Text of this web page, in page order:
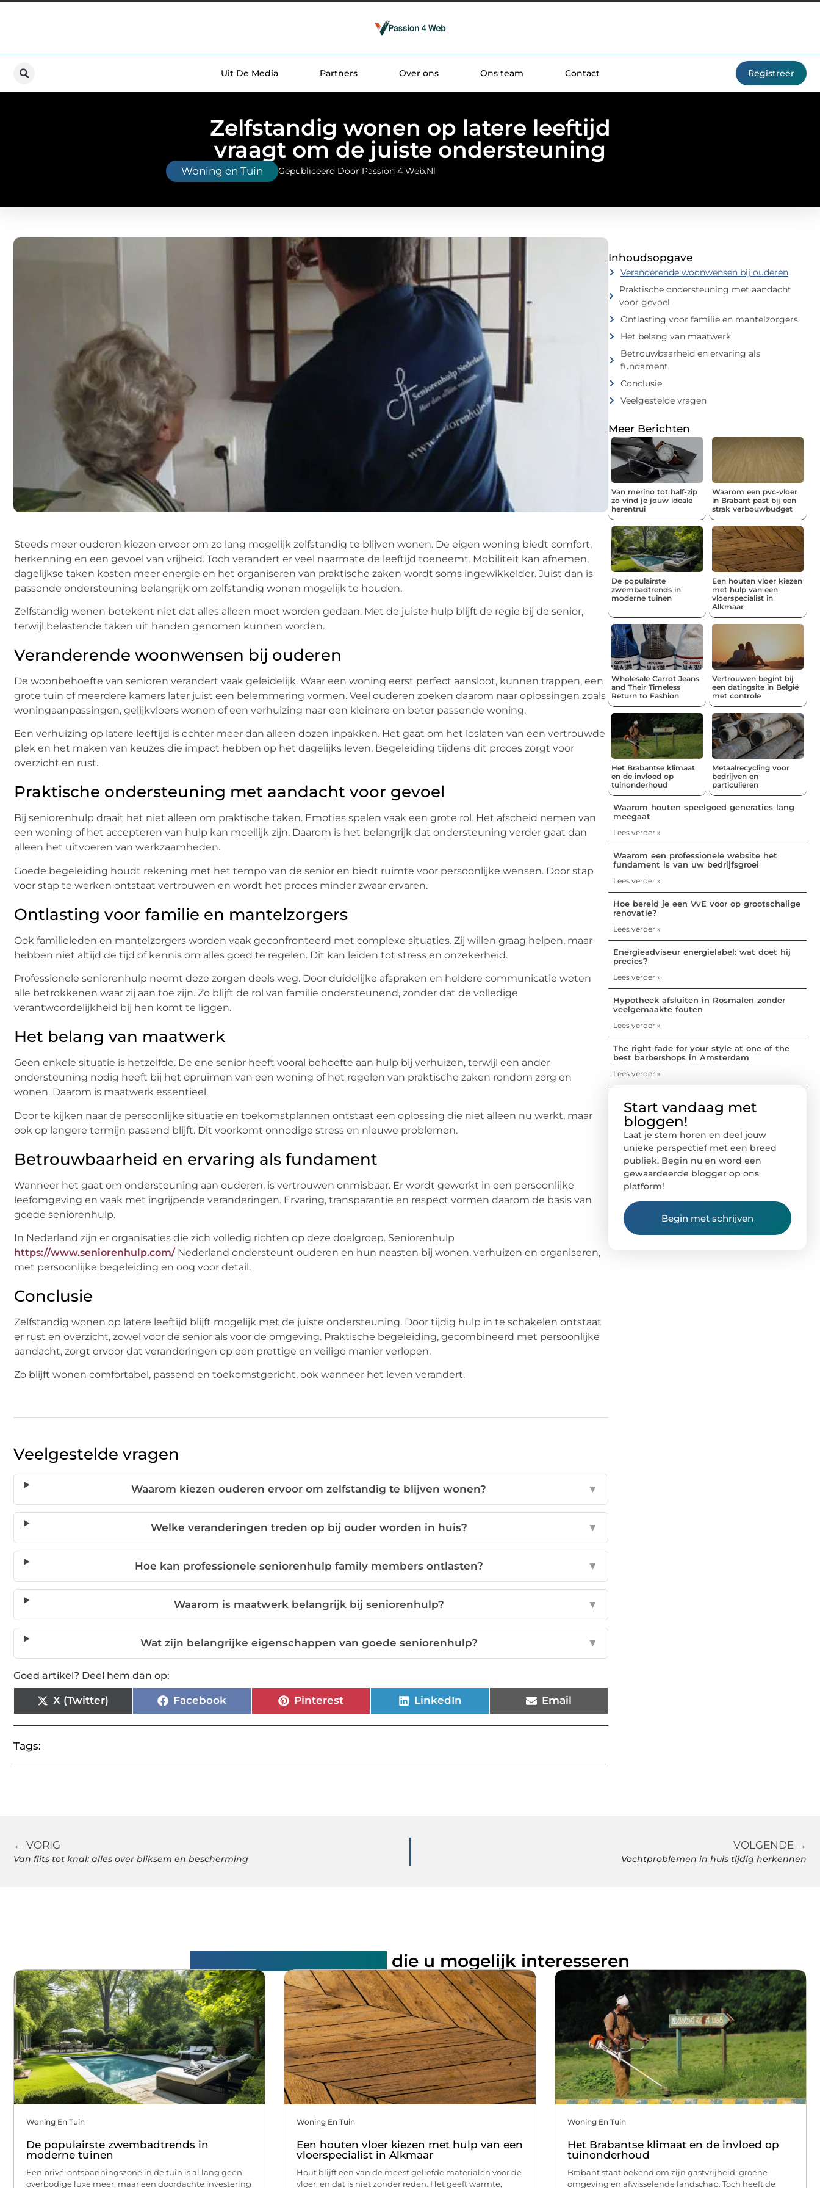
Uit De Media Partners Over ons Ons team Contact Registreer
Zelfstandig wonen op latere leeftijd
vraagt om de juiste ondersteuning
Woning en Tuin Gepubliceerd Door Passion 4 Web.nl
Steeds meer ouderen kiezen ervoor om zo lang mogelijk zelfstandig te blijven wonen. De eigen woning biedt comfort,
herkenning en een gevoel van vrijheid. Toch verandert er veel naarmate de leeftijd toeneemt. Mobiliteit kan afnemen,
dagelijkse taken kosten meer energie en het organiseren van praktische zaken wordt soms ingewikkelder. Juist dan is
passende ondersteuning belangrijk om zelfstandig wonen mogelijk te houden.
Zelfstandig wonen betekent niet dat alles alleen moet worden gedaan. Met de juiste hulp blijft de regie bij de senior,
terwijl belastende taken uit handen genomen kunnen worden.
Veranderende woonwensen bij ouderen
De woonbehoefte van senioren verandert vaak geleidelijk. Waar een woning eerst perfect aansloot, kunnen trappen, een
grote tuin of meerdere kamers later juist een belemmering vormen. Veel ouderen zoeken daarom naar oplossingen zoals
woningaanpassingen, gelijkvloers wonen of een verhuizing naar een kleinere en beter passende woning.
Een verhuizing op latere leeftijd is echter meer dan alleen dozen inpakken. Het gaat om het loslaten van een vertrouwde
plek en het maken van keuzes die impact hebben op het dagelijks leven. Begeleiding tijdens dit proces zorgt voor
overzicht en rust.
Praktische ondersteuning met aandacht voor gevoel
Bij seniorenhulp draait het niet alleen om praktische taken. Emoties spelen vaak een grote rol. Het afscheid nemen van
een woning of het accepteren van hulp kan moeilijk zijn. Daarom is het belangrijk dat ondersteuning verder gaat dan
alleen het uitvoeren van werkzaamheden.
Goede begeleiding houdt rekening met het tempo van de senior en biedt ruimte voor persoonlijke wensen. Door stap
voor stap te werken ontstaat vertrouwen en wordt het proces minder zwaar ervaren.
Ontlasting voor familie en mantelzorgers
Ook familieleden en mantelzorgers worden vaak geconfronteerd met complexe situaties. Zij willen graag helpen, maar
hebben niet altijd de tijd of kennis om alles goed te regelen. Dit kan leiden tot stress en onzekerheid.
Professionele seniorenhulp neemt deze zorgen deels weg. Door duidelijke afspraken en heldere communicatie weten
alle betrokkenen waar zij aan toe zijn. Zo blijft de rol van familie ondersteunend, zonder dat de volledige
verantwoordelijkheid bij hen komt te liggen.
Het belang van maatwerk
Geen enkele situatie is hetzelfde. De ene senior heeft vooral behoefte aan hulp bij verhuizen, terwijl een ander
ondersteuning nodig heeft bij het opruimen van een woning of het regelen van praktische zaken rondom zorg en
wonen. Daarom is maatwerk essentieel.
Door te kijken naar de persoonlijke situatie en toekomstplannen ontstaat een oplossing die niet alleen nu werkt, maar
ook op langere termijn passend blijft. Dit voorkomt onnodige stress en nieuwe problemen.
Betrouwbaarheid en ervaring als fundament
Wanneer het gaat om ondersteuning aan ouderen, is vertrouwen onmisbaar. Er wordt gewerkt in een persoonlijke
leefomgeving en vaak met ingrijpende veranderingen. Ervaring, transparantie en respect vormen daarom de basis van
goede seniorenhulp.
In Nederland zijn er organisaties die zich volledig richten op deze doelgroep. Seniorenhulp
https://www.seniorenhulp.com/Nederland ondersteunt ouderen en hun naasten bij wonen, verhuizen en organiseren,
met persoonlijke begeleiding en oog voor detail.
Conclusie
Zelfstandig wonen op latere leeftijd blijft mogelijk met de juiste ondersteuning. Door tijdig hulp in te schakelen ontstaat
er rust en overzicht, zowel voor de senior als voor de omgeving. Praktische begeleiding, gecombineerd met persoonlijke
aandacht, zorgt ervoor dat veranderingen op een prettige en veilige manier verlopen.
Zo blijft wonen comfortabel, passend en toekomstgericht, ook wanneer het leven verandert.
Veelgestelde vragen
Waarom kiezen ouderen ervoor om zelfstandig te blijven wonen? ▼
Welke veranderingen treden op bij ouder worden in huis? ▼
Hoe kan professionele seniorenhulp family members ontlasten? ▼
Waarom is maatwerk belangrijk bij seniorenhulp? ▼
Wat zijn belangrijke eigenschappen van goede seniorenhulp? ▼
Goed artikel? Deel hem dan op:
X (Twitter) Facebook Pinterest LinkedIn Email
Tags:
Inhoudsopgave
Veranderende woonwensen bij ouderen
Praktische ondersteuning met aandacht
voor gevoel
Ontlasting voor familie en mantelzorgers
Het belang van maatwerk
Betrouwbaarheid en ervaring als
fundament
Conclusie
Veelgestelde vragen
Meer Berichten
Van merino tot half-zip
zo vind je jouw ideale
herentrui
Waarom een pvc-vloer
in Brabant past bij een
strak verbouwbudget
De populairste
zwembadtrends in
moderne tuinen
Een houten vloer kiezen
met hulp van een
vloerspecialist in
Alkmaar
Wholesale Carrot Jeans
and Their Timeless
Return to Fashion
Vertrouwen begint bij
een datingsite in België
met controle
Het Brabantse klimaat
en de invloed op
tuinonderhoud
Metaalrecycling voor
bedrijven en
particulieren
Waarom houten speelgoed generaties lang
meegaat
Lees verder »
Waarom een professionele website het
fundament is van uw bedrijfsgroei
Lees verder »
Hoe bereid je een VvE voor op grootschalige
renovatie?
Lees verder »
Energieadviseur energielabel: wat doet hij
precies?
Lees verder »
Hypotheek afsluiten in Rosmalen zonder
veelgemaakte fouten
Lees verder »
The right fade for your style at one of the
best barbershops in Amsterdam
Lees verder »
Start vandaag met
bloggen!
Laat je stem horen en deel jouw
unieke perspectief met een breed
publiek. Begin nu en word een
gewaardeerde blogger op ons
platform!
Begin met schrijven
← VORIG
Van flits tot knal: alles over bliksem en bescherming
VOLGENDE →
Vochtproblemen in huis tijdig herkennen
die u mogelijk interesseren
Woning En Tuin
De populairste zwembadtrends in
moderne tuinen
Een privé-ontspanningszone in de tuin is al lang geen
overbodige luxe meer, maar een doordachte investering
Woning En Tuin
Een houten vloer kiezen met hulp van een
vloerspecialist in Alkmaar
Hout blijft een van de meest geliefde materialen voor de
vloer, en dat is niet zonder reden. Het geeft warmte,
Woning En Tuin
Het Brabantse klimaat en de invloed op
tuinonderhoud
Brabant staat bekend om zijn gastvrijheid, groene
omgeving en afwisselende landschap. Toch heeft de